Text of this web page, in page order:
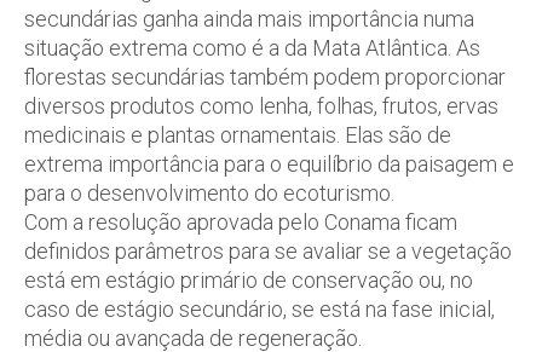
secundárias ganha ainda mais importância numa
situação extrema como é a da Mata Atlântica. As
florestas secundárias também podem proporcionar
diversos produtos como lenha, folhas, frutos, ervas
medicinais e plantas ornamentais. Elas são de
extrema importância para o equilíbrio da paisagem e
para o desenvolvimento do ecoturismo.
Com a resolução aprovada pelo Conama ficam
definidos parâmetros para se avaliar se a vegetação
está em estágio primário de conservação ou, no
caso de estágio secundário, se está na fase inicial,
média ou avançada de regeneração.